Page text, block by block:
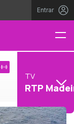
Entrar
TV
RTP